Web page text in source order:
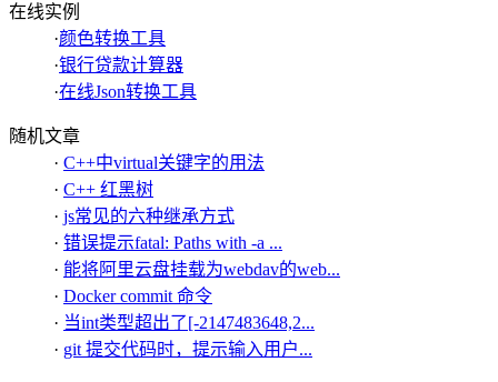
在线实例
·颜色转换工具
·银行贷款计算器
·在线Json转换工具
随机文章
· C++中virtual关键字的用法
· C++ 红黑树
· js常见的六种继承方式
· 错误提示fatal: Paths with -a ...
· 能将阿里云盘挂载为webdav的web...
· Docker commit 命令
· 当int类型超出了[-2147483648,2...
· git 提交代码时，提示输入用户...